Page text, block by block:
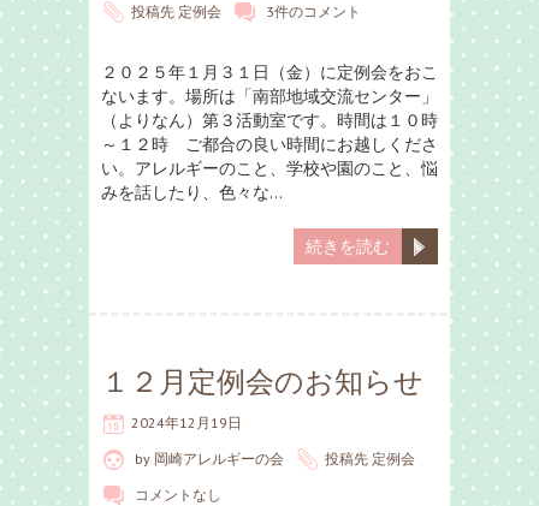
投稿先 定例会 3件のコメント
２０２５年１月３１日（金）に定例会をおこ
ないます。場所は「南部地域交流センター」
（よりなん）第３活動室です。時間は１０時
～１２時 ご都合の良い時間にお越しくださ
い。アレルギーのこと、学校や園のこと、悩
みを話したり、色々な…
続きを読む
１２月定例会のお知らせ
2024年12月19日
by 岡崎アレルギーの会 投稿先 定例会
コメントなし